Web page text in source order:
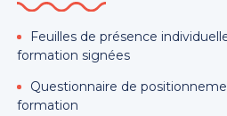
Feuilles de présence
formation signées
Questionnaire de
formation